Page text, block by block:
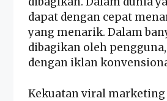
dapat dengan cepat
yang menarik. Dalam
dibagikan oleh
dengan iklan
Kekuatan viral